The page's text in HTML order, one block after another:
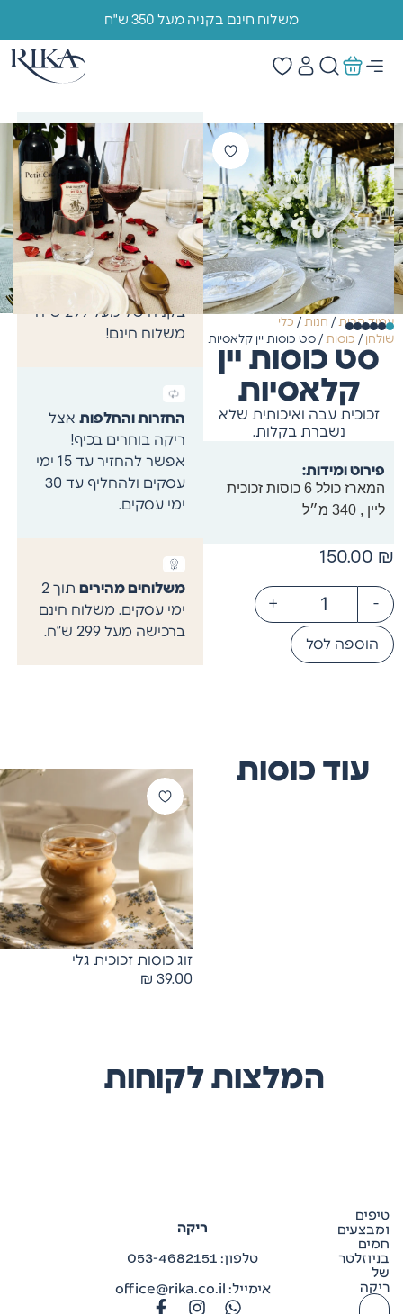
משלוח חינם בקניה מעל 350 ש"ח
הוראות טיפול/ ניקוי: ניתן
לשימוש במדיח כלים
משלוח מהירמשלוח
בקניה של מעל 299 ש"ח
משלוח חינם!
החזרות והחלפותאצל
ריקה בוחרים בכיף!
אפשר להחזיר עד 15 ימי
עסקים ולהחליף עד 30
ימי עסקים.
משלוחים מהירים
תוך 2
ימי עסקים. משלוח חינם
ברכישה מעל 299 ש”ח.
עמוד הבית / חנות / כלי
שולחן / כוסות / סט כוסות יין קלאסיות
סט כוסות יין
קלאסיות
זכוכית עבה ואיכותית שלא
נשברת בקלות.
פירוט ומידות:
המארז כולל 6 כוסות זכוכית
ליין , 340 מ״ל
150.00 ₪
-
+
הוספה לסל
עוד כוסות
זוג כוסות זכוכית גלי
39.00
₪
המלצות לקוחות
ריקה
טלפון: 053-4682151
אימייל: office@rika.co.il
טיפים
ומבצעים
חמים
בניוזלטר
של
ריקה